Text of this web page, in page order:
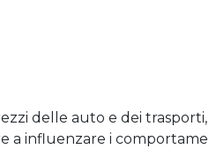
delle auto e dei
a influenzare i